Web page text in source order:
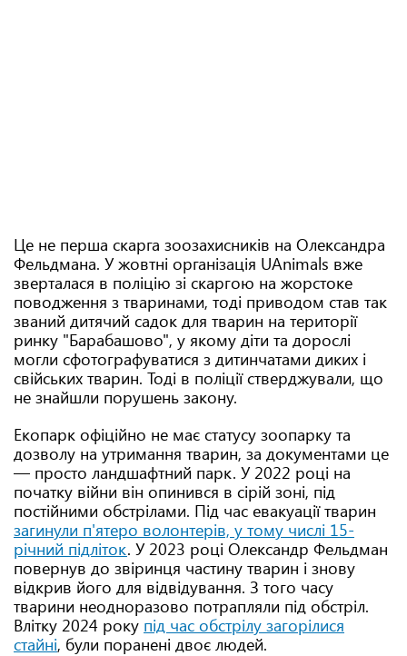
Це не перша скарга зоозахисників на Олександра
Фельдмана. У жовтні організація UAnimals вже
зверталася в поліцію зі скаргою на жорстоке
поводження з тваринами, тоді приводом став так
званий дитячий садок для тварин на території
ринку "Барабашово", у якому діти та дорослі
могли сфотографуватися з дитинчатами диких і
свійських тварин. Тоді в поліції стверджували, що
не знайшли порушень закону.
Екопарк офіційно не має статусу зоопарку та
дозволу на утримання тварин, за документами це
— просто ландшафтний парк. У 2022 році на
початку війни він опинився в сірій зоні, під
постійними обстрілами. Під час евакуації тварин
загинули п'ятеро волонтерів, у тому числі 15-
річний підліток. У 2023 році Олександр Фельдман
повернув до звіринця частину тварин і знову
відкрив його для відвідування. З того часу
тварини неодноразово потрапляли під обстріл.
Влітку 2024 року під час обстрілу загорілися
стайні, були поранені двоє людей.